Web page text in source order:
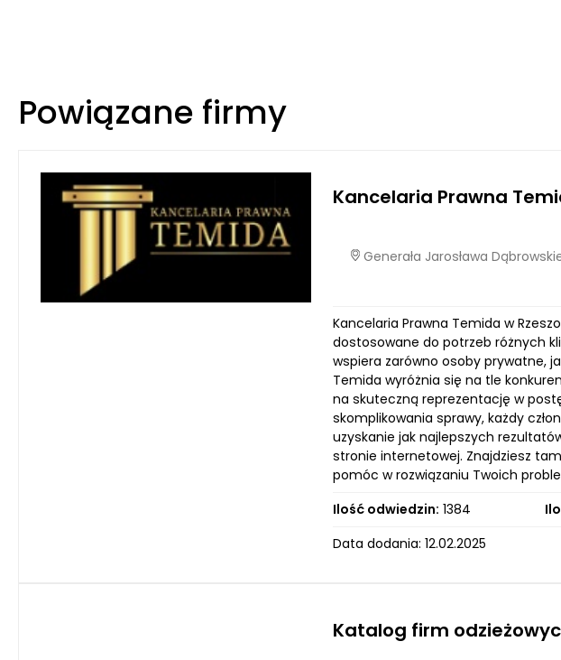
Powiązane firmy
Kancelaria Prawna
Generała Jarosława
Kancelaria Prawna Temida w
dostosowane do potrzeb różnych
wspiera zarówno osoby prywatne,
Temida wyróżnia się na tle
na skuteczną reprezentację w
skomplikowania sprawy, każdy
uzyskanie jak najlepszych
stronie internetowej. Znajdziesz
pomóc w rozwiązaniu Twoich
Ilość odwiedzin: 1384
Data dodania: 12.02.2025
Katalog firm